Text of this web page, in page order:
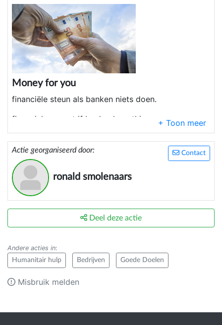
Money for you
financiële steun als banken niets doen.
financial support if banks do nothing.
Contact
Actie georganiseerd door:
ronald smolenaars
Deel deze actie
Andere acties in:
Humanitair hulp Bedrijven Goede Doelen
Misbruik melden